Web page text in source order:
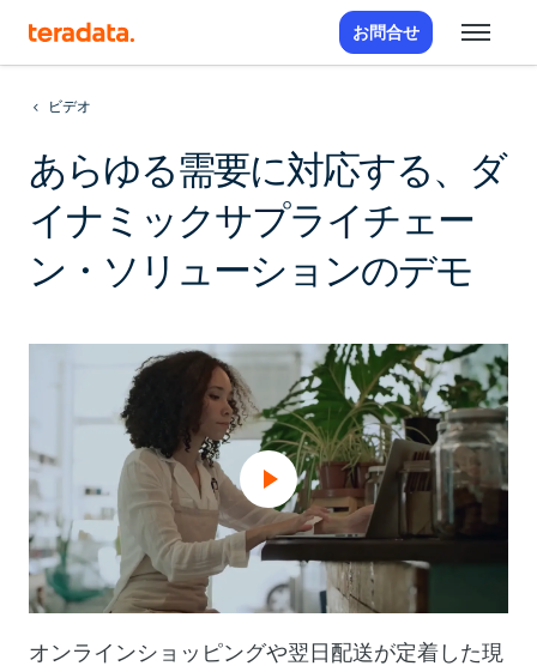
お問合せ
ビデオ
あらゆる需要に対応する、ダ
イナミックサプライチェー
ン・ソリューションのデモ
オンラインショッピングや翌日配送が定着した現